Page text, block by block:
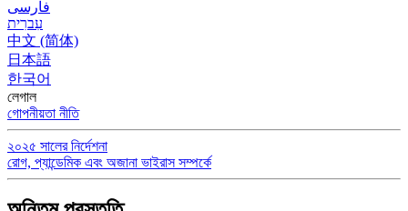
فارسی
עִברִית
中文 (简体)
日本語
한국어
লেগাল
গোপনীয়তা নীতি
২০২৫ সালের নির্দেশনা
রোগ, প্যান্ডেমিক এবং অজানা ভাইরাস সম্পর্কে